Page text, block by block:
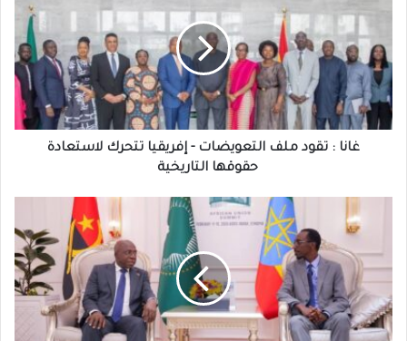
التعويضات
-
إفريقيا
تتحرك
لاستعادة
حقوقهاغانا : تقود ملف التعويضات - إفريقيا تتحرك لاستعادة
حقوقها التاريخية
أنطونيو
أبابا
لقيادة